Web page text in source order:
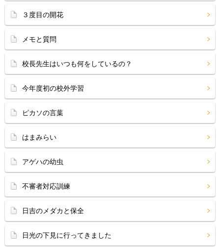
３度目の開花
メモと質問
校長先生はいつも何をしているの？
今年度初の校外学習
ピカソの言葉
はまみらい
アゲハの幼虫
不審者対応訓練
日吉のメダカと保全
日光の下見に行ってきました